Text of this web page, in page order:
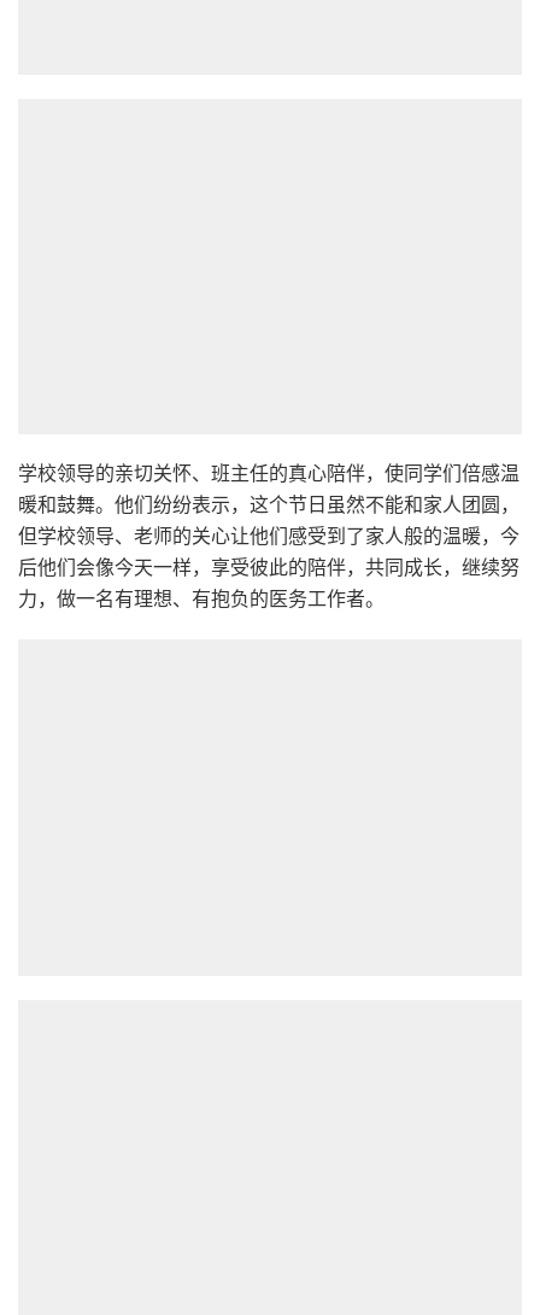
学校领导的亲切关怀、班主任的真心陪伴，使同学们倍感温
暖和鼓舞。他们纷纷表示，这个节日虽然不能和家人团圆，
但学校领导、老师的关心让他们感受到了家人般的温暖，今
后他们会像今天一样，享受彼此的陪伴，共同成长，继续努
力，做一名有理想、有抱负的医务工作者。